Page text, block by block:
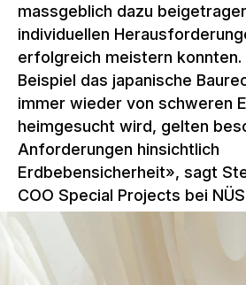
massgeblich dazu
individuellen
erfolgreich meistern konnten.
Beispiel das japanische
immer wieder von schweren
heimgesucht wird, gelten
Anforderungen hinsichtlich
Erdbebensicherheit», sagt
COO Special Projects bei